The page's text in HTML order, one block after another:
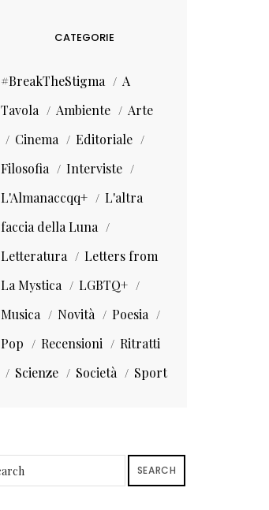
CATEGORIE
#BreakTheStigma
A
Tavola
Ambiente
Arte
Cinema
Editoriale
Filosofia
Interviste
L'Almanaccqq+
L'altra
faccia della Luna
Letteratura
Letters from
La Mystica
LGBTQ+
Musica
Novità
Poesia
Pop
Recensioni
Ritratti
Scienze
Società Sport
SEARCH